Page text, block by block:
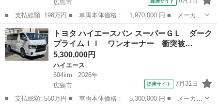
広島市
■ 支払総額: 198万円 ■ 車両本体価格： 1,970,000 円 ■ メーカー
名： トヨタ ■ 車種名： ハイエースワゴン ■ グレード名：
フルエアロ ワイパーガード リアウイング オーバーフェンダー
深リムホイ...
広島 広島市 ハイエース
トヨタ ハイエースバン スーパーＧＬ ダーク
プライムＩＩ ワンオーナー 衝突被…
5,300,000円
ハイエース
604km
2026年
広島市
提携サイト 7月31日
■ 支払総額: 550万円 ■ 車両本体価格： 5,300,000 円 ■ メーカー